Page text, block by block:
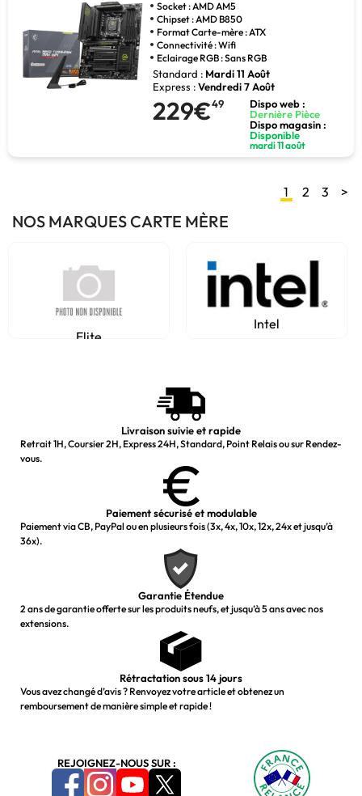
Socket : AMD AM5
Chipset : AMD B850
Format Carte-mère : ATX
Connectivité : Wifi
Eclairage RGB : Sans RGB
Standard : Mardi 11 Août
Express :Vendredi 7 Août
229€49
Dispo web :
Dernière Pièce
Dispo magasin :
Disponible
mardi 11 août
1 2 3 >
NOS MARQUES CARTE MÈRE
Elite
Intel
Livraison suivie et rapide
Retrait 1H, Coursier 2H, Express 24H, Standard, Point Relais ou sur Rendez-
vous.
Paiement sécurisé et modulable
Paiement via CB, PayPal ou en plusieurs fois (3x, 4x, 10x, 12x, 24x et jusqu’à
36x).
Garantie Étendue
2 ans de garantie offerte sur les produits neufs, et jusqu’à 5 ans avec nos
extensions.
Rétractation sous 14 jours
Vous avez changé d’avis ? Renvoyez votre article et obtenez un
remboursement de manière simple et rapide !
REJOIGNEZ-NOUS SUR :